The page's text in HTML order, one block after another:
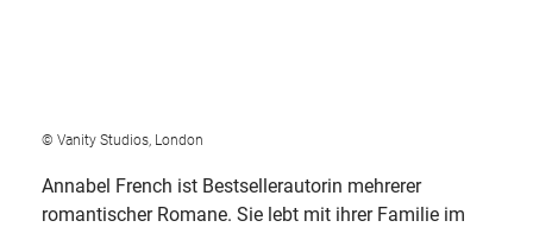
© Vanity Studios, London
Annabel French ist Bestsellerautorin mehrerer
romantischer Romane. Sie lebt mit ihrer Familie im